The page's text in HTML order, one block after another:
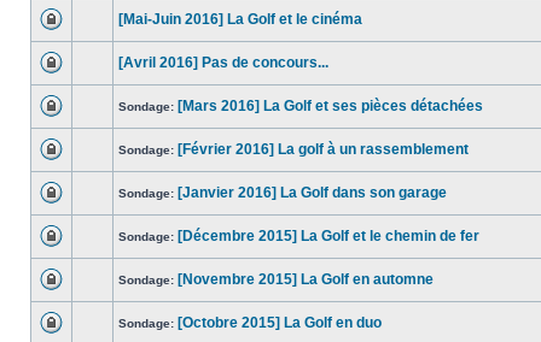
[Mai-Juin 2016] La Golf et le cinéma
[Avril 2016] Pas de concours...
Sondage: [Mars 2016] La Golf et ses pièces détachées
Sondage: [Février 2016] La golf à un rassemblement
Sondage: [Janvier 2016] La Golf dans son garage
Sondage: [Décembre 2015] La Golf et le chemin de fer
Sondage: [Novembre 2015] La Golf en automne
Sondage: [Octobre 2015] La Golf en duo